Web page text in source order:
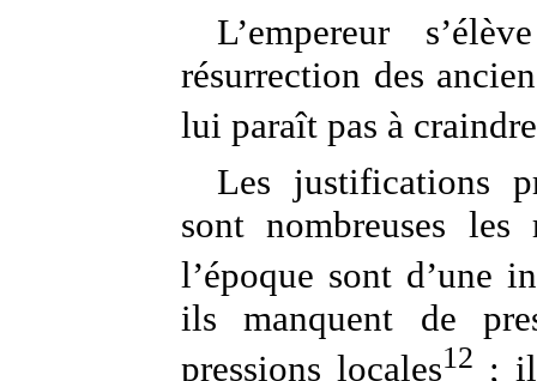
L’empereur
résurrection des
lui paraît pas à craindre
Les justifications
sont nombreuses les
l’époque sont d’une
ils manquent de
pressions locales12 ;